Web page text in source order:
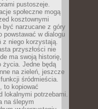
pustoszeje.
społeczne mogą
kosztownymi
być narzucane z góry
powstawać w dialogu
z niego korzystają.
przyszłości nie
ma swoją historię,
życia. Jedne będą
na zieleń, jeszcze
śródmieścia.
to kopiować
lokalnymi potrzebami.
na ślepym